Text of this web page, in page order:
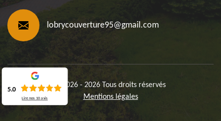
lobrycouverture95@gmail.com
©2026 - 2026 Tous droits réservés
Mentions légales
5.0
Lire nos10 avis